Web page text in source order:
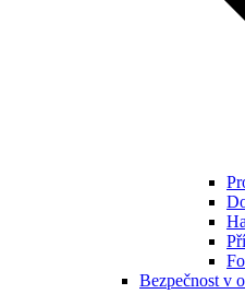
Bezpečnost v